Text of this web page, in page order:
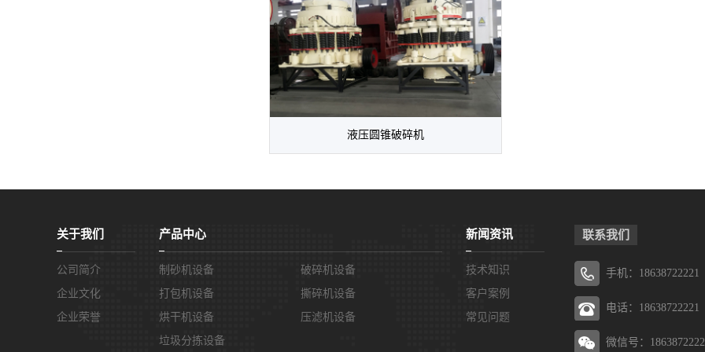
液压圆锥破碎机
关于我们
公司简介
企业文化
企业荣誉
产品中心
制砂机设备
破碎机设备
打包机设备
撕碎机设备
烘干机设备
压滤机设备
垃圾分拣设备
新闻资讯
技术知识
客户案例
常见问题
联系我们
手机：18638722221
电话：18638722221
微信号：